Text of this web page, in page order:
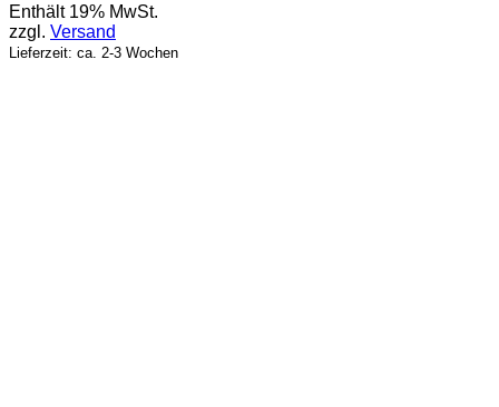
Enthält 19% MwSt.
zzgl. Versand
Lieferzeit: ca. 2-3 Wochen